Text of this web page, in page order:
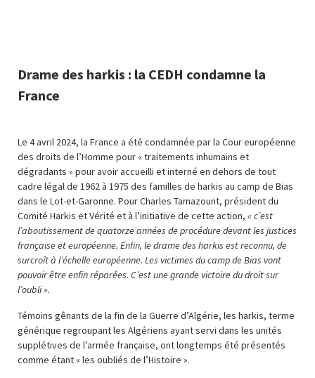
Drame des harkis : la CEDH condamne la
France
Le 4 avril 2024, la France a été condamnée par la Cour européenne
des droits de l’Homme pour « traitements inhumains et
dégradants » pour avoir accueilli et interné en dehors de tout
cadre légal de 1962 à 1975 des familles de harkis au camp de Bias
dans le Lot-et-Garonne. Pour Charles Tamazount, président du
Comité Harkis et Vérité et à l’initiative de cette action, « c’est
l’aboutissement de quatorze années de procédure devant les justices
française et européenne. Enfin, le drame des harkis est reconnu, de
surcroît à l’échelle européenne. Les victimes du camp de Bias vont
pouvoir être enfin réparées. C’est une grande victoire du droit sur
l’oubli ».
Témoins gênants de la fin de la Guerre d’Algérie, les harkis, terme
générique regroupant les Algériens ayant servi dans les unités
supplétives de l’armée française, ont longtemps été présentés
comme étant « les oubliés de l’Histoire ».